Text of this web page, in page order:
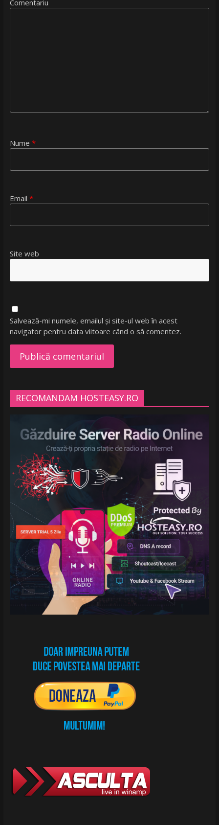
Comentariu
Nume *
Email *
Site web
Salvează-mi numele, emailul și site-ul web în acest
navigator pentru data viitoare când o să comentez.
RECOMANDAM HOSTEASY.RO